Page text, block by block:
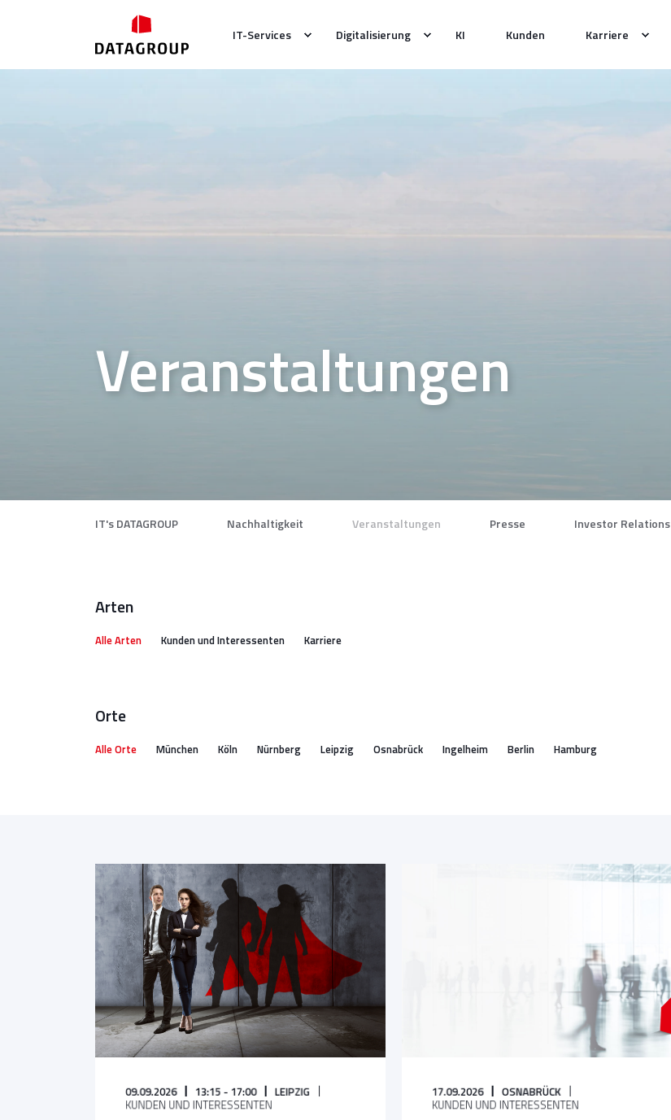
IT-Services Digitalisierung KI Kunden Karriere
Veranstaltungen
IT's DATAGROUP Nachhaltigkeit Veranstaltungen Presse Investor Relations
Arten
Alle Arten Kunden und Interessenten Karriere
Orte
Alle Orte München Köln Nürnberg Leipzig Osnabrück Ingelheim Berlin Hamburg
09.09.2026 13:15 - 17:00
LEIPZIG
KUNDEN UND INTERESSENTEN
17.09.2026
OSNABRÜCK
KUNDEN UND INTERESSENTEN